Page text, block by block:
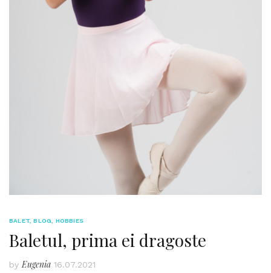
BALET ,BLOG HOBBIES
Baletul, prima ei dragoste
by Eugenia 16.07.2021